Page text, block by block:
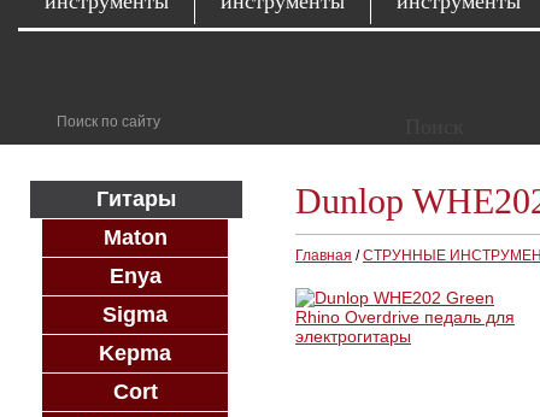
Dunlop
Главная /СТРУННЫЕ
Гитары
Maton
Enya
Sigma
Kepma
Cort